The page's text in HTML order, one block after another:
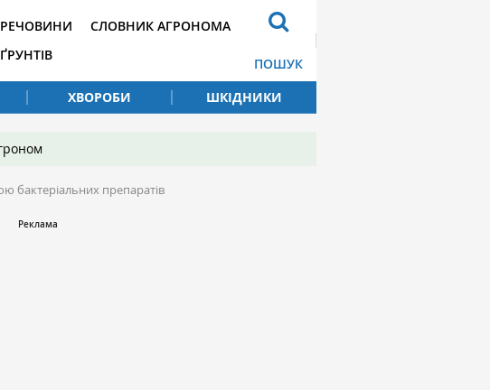
РЕЧОВИНИ
СЛОВНИК АГРОНОМА
ПОШУК
ХВОРОБИ ШКІДНИКИ
бактеріальних препаратів